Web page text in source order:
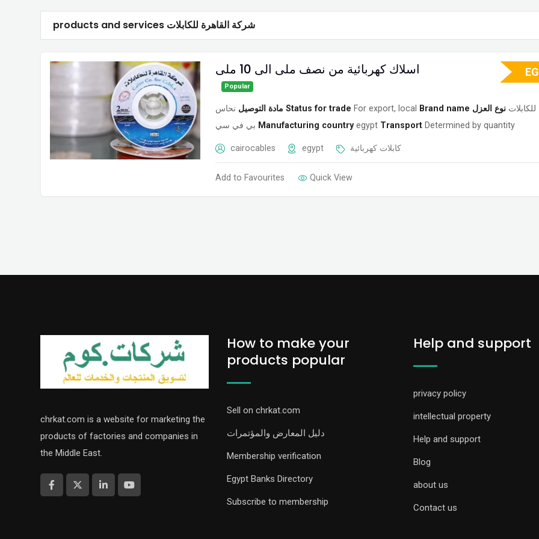
products and services شركة القاهرة للكابلات
اسلاك كهربائية من نصف ملى الى 10 ملى
Popular
مادة التوصيل نحاس Status for trade For export, local Brand name للكابلات نوع العزل
بي في سي Manufacturing country egypt Transport Determined by quantity
cairocables egypt كابلات كهربائية
Add to Favourites Quick View
chrkat.com is a website for marketing the
products of factories and companies in
the Middle East.
How to make your
products popular
Sell on chrkat.com
دليل المعارض والمؤتمرات
Membership verification
Egypt Banks Directory
Subscribe to membership
Help and support
privacy policy
intellectual property
Help and support
Blog
about us
Contact us